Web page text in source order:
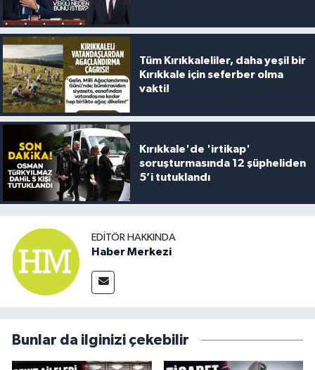
Tüm Kırıkkaleliler, daha yeşil bir
Kırıkkale için seferber olma
vakti!
Kırıkkale'de 'irtikap'
soruşturmasında 12 şüpheliden
5’i tutuklandı
EDITÖR HAKKINDA
Haber Merkezi
Bunlar da ilginizi çekebilir